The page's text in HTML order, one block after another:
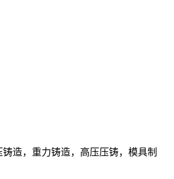
铸造，重力铸造，高压压铸，模具制